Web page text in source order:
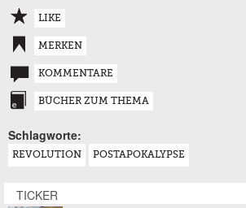
LIKE
MERKEN
KOMMENTARE
BÜCHER ZUM THEMA
Schlagworte:
REVOLUTION POSTAPOKALYPSE
TICKER